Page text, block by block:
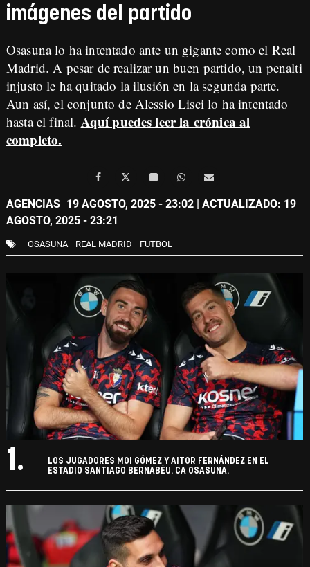
imágenes del partido
Osasuna lo ha intentado ante un gigante como el Real
Madrid. A pesar de realizar un buen partido, un penalti
injusto le ha quitado la ilusión en la segunda parte.
Aun así, el conjunto de Alessio Lisci lo ha intentado
hasta el final. Aquí puedes leer la crónica al
completo.
AGENCIAS 19 AGOSTO, 2025 - 23:02 | ACTUALIZADO: 19
AGOSTO, 2025 - 23:21
OSASUNA REAL MADRID FUTBOL
1.
LOS JUGADORES MOI GÓMEZ Y AITOR FERNÁNDEZ EN EL
ESTADIO SANTIAGO BERNABÉU. CA OSASUNA.